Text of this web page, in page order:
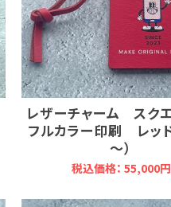
レザーチャーム スク
フルカラー印刷 レッ
～）
税込価格： 55,000円